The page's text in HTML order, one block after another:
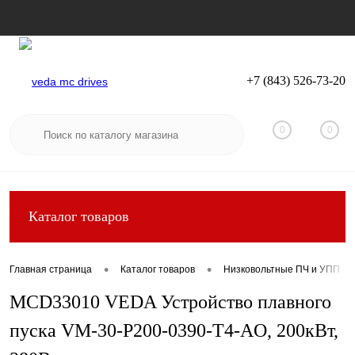
Вход Регистрация
+7 (843) 526-73-20
0 0
Каталог товаров
Главная страница • Каталог товаров • Низковольтные ПЧ и УПП
MCD33010 VEDA Устройство плавного
пуска VM-30-P200-0390-T4-AO, 200кВт,